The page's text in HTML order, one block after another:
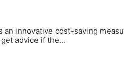
innovative cost-saving
advice if the...